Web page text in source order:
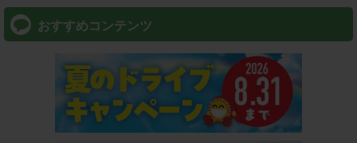
おすすめコンテンツ